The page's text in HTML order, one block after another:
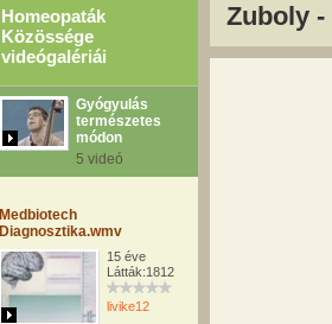
Homeopaták
Közössége
videógalériái
Gyógyulás
természetes
módon
5 videó
Medbiotech
Diagnosztika.wmv
15 éve
Látták:1812
livike12
Zuboly -